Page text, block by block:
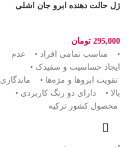
ژل حالت دهنده ابرو جان اشلی
295,000 تومان
• مناسب تمامی افراد • عدم
ایجاد حساسیت و سفیدک •
تقویت ابروها و مژه‌ها • ماندگاری
بالا • دارای دو رنگ کاربردی •
محصول کشور ترکیه